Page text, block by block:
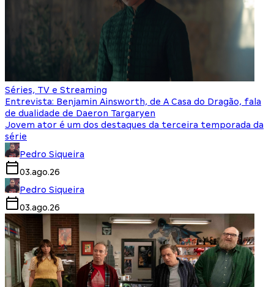
Séries, TV e Streaming
Entrevista: Benjamin Ainsworth, de A Casa do Dragão, fala
de dualidade de Daeron Targaryen
Jovem ator é um dos destaques da terceira temporada da
série
Pedro Siqueira
03.ago.26
Pedro Siqueira
03.ago.26